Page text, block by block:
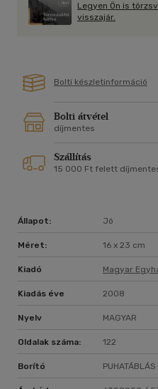
Legyen Ön is
visszajár.
Bolti készletinformáció
Bolti átvétel
díjmentes
Szállítás
15 000 Ft felett
Állapot: Jó
Méret: 16 x 23 cm
Kiadó Magyar
Kiadás éve 2008
Nyelv MAGYAR
Oldalak száma: 122
Borító PUHATÁBLÁS